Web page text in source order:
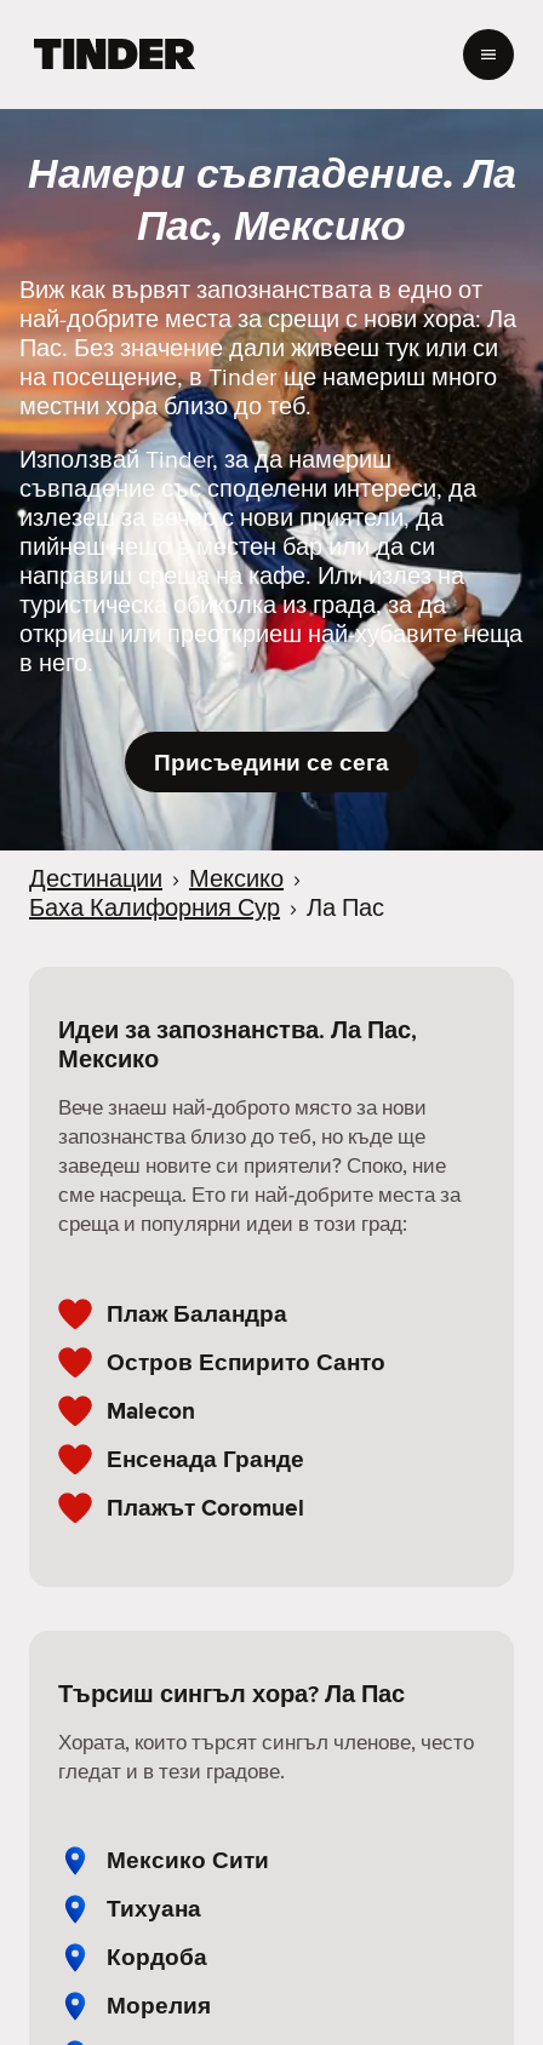
r
а
а
л
о
Намери съвпадение. Ла
Пас, Мексико
Виж как вървят запознанствата в едно от
най-добрите места за срещи с нови хора: Ла
Пас. Без значение дали живееш тук или си
на посещение, в Tinder ще намериш много
местни хора близо до теб.
Използвай Tinder, за да намериш
съвпадение със споделени интереси, да
излезеш за вечер с нови приятели, да
пийнеш нещо в местен бар или да си
направиш среща на кафе. Или излез на
туристическа обиколка из града, за да
откриеш или преоткриеш най-хубавите неща
в него.
Присъедини се сега
Дестинации › Мексико ›
Баха Калифорния Сур › Ла Пас
Идеи за запознанства. Ла Пас,
Мексико
Вече знаеш най-доброто място за нови
запознанства близо до теб, но къде ще
заведеш новите си приятели? Споко, ние
сме насреща. Ето ги най-добрите места за
среща и популярни идеи в този град:
Плаж Баландра
Остров Еспирито Санто
Malecon
Енсенада Гранде
Плажът Coromuel
Търсиш сингъл хора? Ла Пас
Хората, които търсят сингъл членове, често
гледат и в тези градове.
Мексико Сити
Тихуана
Кордоба
Морелия